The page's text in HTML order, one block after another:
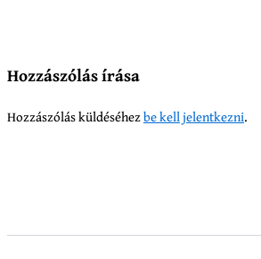
Hozzászólás írása
Hozzászólás küldéséhezbe kell jelentkezni.